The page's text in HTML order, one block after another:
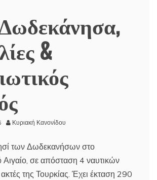
&
Κυριακή Κανονίδου
των Δωδεκανήσων στο
Αιγαίο, σε απόσταση 4 ναυτικών
της Τουρκίας. Έχει έκταση 290